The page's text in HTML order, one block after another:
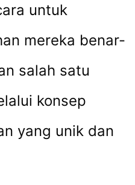
untuk
mereka benar-
salah satu
konsep
yang unik dan